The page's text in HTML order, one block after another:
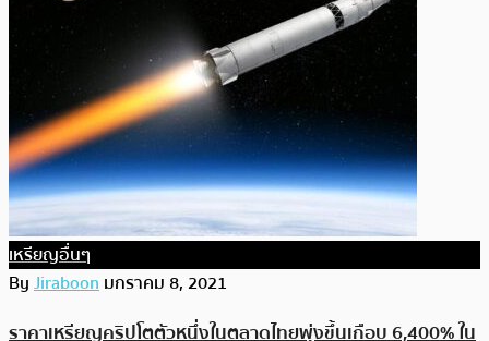
เหรียญอื่นๆ
ByJiraboonมกราคม 8, 2021
ราคาเหรียญคริปโตตัวหนึ่งในตลาดไทยพุ่งขึ้นเกือบ 6,400% ใน